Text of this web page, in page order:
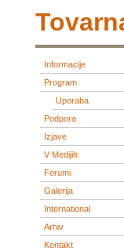
Informacije
Program
Uporaba
Podpora
Izjave
V Medijih
Forumi
Galerija
International
Arhiv
Kontakt